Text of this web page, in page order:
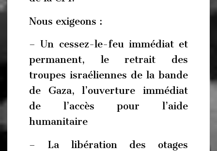
Nous exigeons :
– Un cessez-le-feu immédiat et
permanent, le retrait des
troupes israéliennes de la bande
de Gaza, l’ouverture immédiat
de l’accès pour l’aide
humanitaire
– La libération des otages